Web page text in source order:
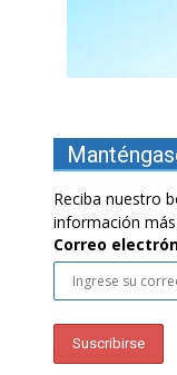
Reciba nuestro
información
Correo